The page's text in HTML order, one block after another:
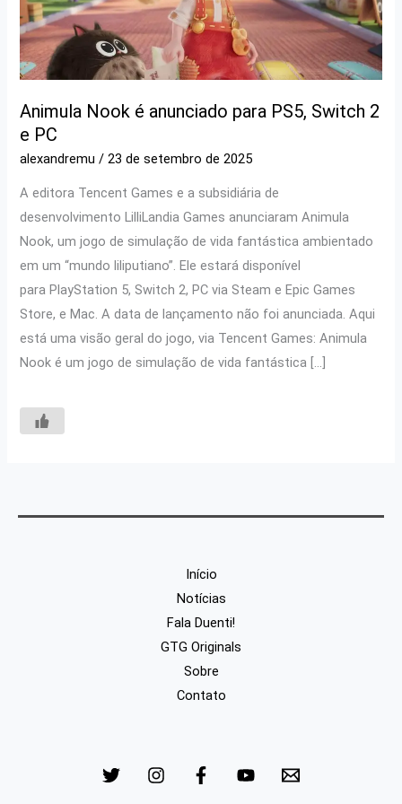
Animula Nook é anunciado para PS5, Switch 2
e PC
alexandremu/23 de setembro de 2025
A editora Tencent Games e a subsidiária de
desenvolvimento LilliLandia Games anunciaram Animula
Nook, um jogo de simulação de vida fantástica ambientado
em um “mundo liliputiano”. Ele estará disponível
para PlayStation 5, Switch 2, PC via Steam e Epic Games
Store, e Mac. A data de lançamento não foi anunciada. Aqui
está uma visão geral do jogo, via Tencent Games: Animula
Nook é um jogo de simulação de vida fantástica […]
Início
Notícias
Fala Duenti!
GTG Originals
Sobre
Contato